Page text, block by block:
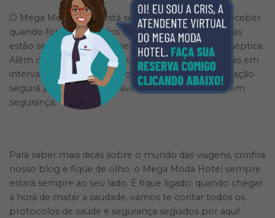
O Mega Moda Hotel está se preparando para te receber
quando for a hora. Todos os quartos e dependências
estão sendo limpos e higienizados de forma antisséptica.
Além disso, roupas de cama e banho serão trocadas em
intervalos de tempo menores, e a área de alimentação
seguirá protocolos exclusivos para manter todos em
segurança.
Para saber mais dicas sobre o mundo das viagens, confira
nosso blog e fique de olho: o Mega Moda Hotel sempre
estará sempre ao seu lado. E fique ligado: quando chegar
a hora de matar a saudade, vamos te contar todos os
protocolos de saúde e segurança seguidos por aqui!